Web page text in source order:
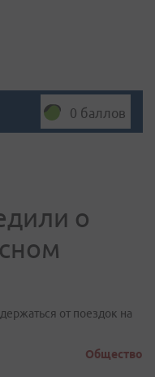
0 баллов
о
от поездок на
Общество